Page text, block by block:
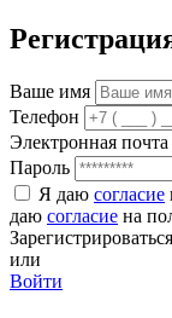
Ваше имя
Телефон
Электронная почта
Пароль
Я даю согласие
даю согласие на
Зарегистрироваться
или
Войти